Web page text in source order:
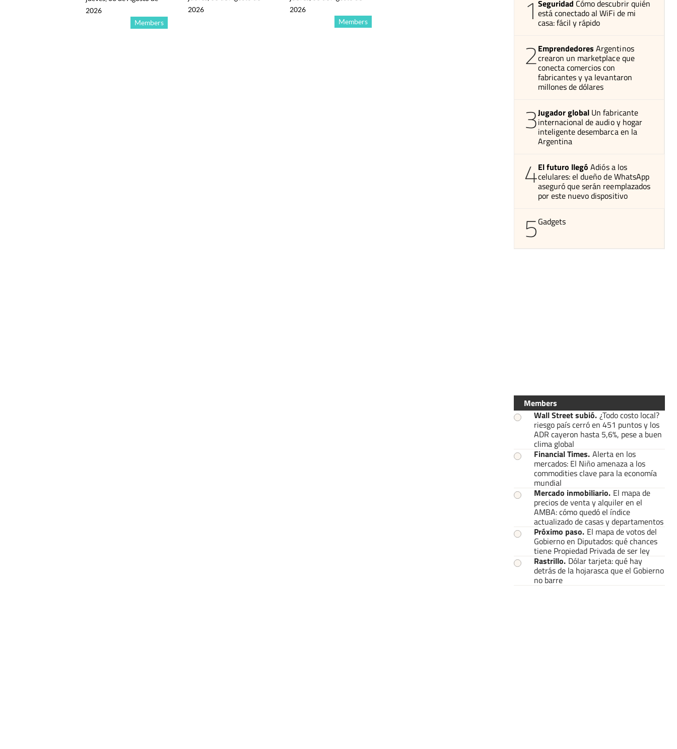
Members
2026
2026
Members
2026
1 Seguridad Cómo descubrir quién
está conectado al WiFi de mi
casa: fácil y rápido
2Emprendedores Argentinos
crearon un marketplace que
conecta comercios con
fabricantes y ya levantaron
millones de dólares
3Jugador global Un fabricante
internacional de audio y hogar
inteligente desembarca en la
Argentina
4El futuro llegó Adiós a los
celulares: el dueño de WhatsApp
aseguró que serán reemplazados
por este nuevo dispositivo
5Gadgets
Members
Wall Street subió. ¿Todo costo local?
riesgo país cerró en 451 puntos y los
ADR cayeron hasta 5,6%, pese a buen
clima global
Financial Times. Alerta en los
mercados: El Niño amenaza a los
commodities clave para la economía
mundial
Mercado inmobiliario. El mapa de
precios de venta y alquiler en el
AMBA: cómo quedó el índice
actualizado de casas y departamentos
Próximo paso. El mapa de votos del
Gobierno en Diputados: qué chances
tiene Propiedad Privada de ser ley
Rastrillo. Dólar tarjeta: qué hay
detrás de la hojarasca que el Gobierno
no barre